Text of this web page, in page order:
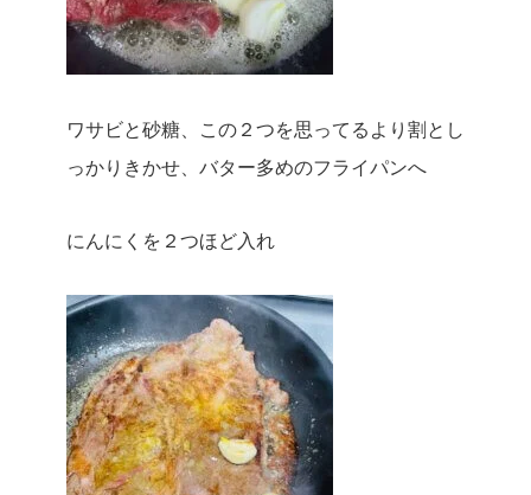
ワサビと砂糖、この２つを思ってるより割とし
っかりきかせ、バター多めのフライパンへ
にんにくを２つほど入れ